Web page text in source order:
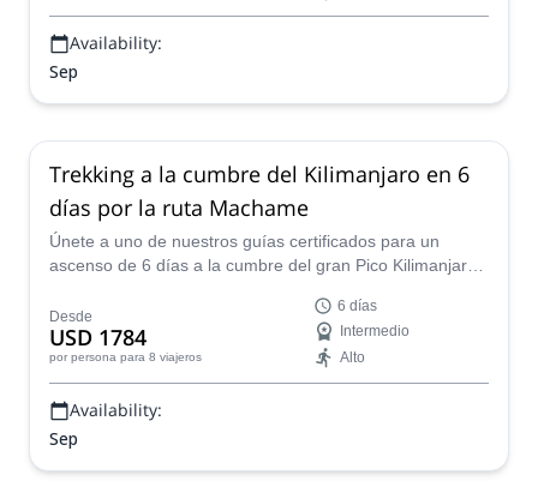
Availability:
Sep
Trekking a la cumbre del Kilimanjaro en 6
días por la ruta Machame
Únete a uno de nuestros guías certificados para un
ascenso de 6 días a la cumbre del gran Pico Kilimanjaro
Desde
USD 1784
por persona para 8 viajeros
6 días
Intermedio
Alto
Availability:
Sep